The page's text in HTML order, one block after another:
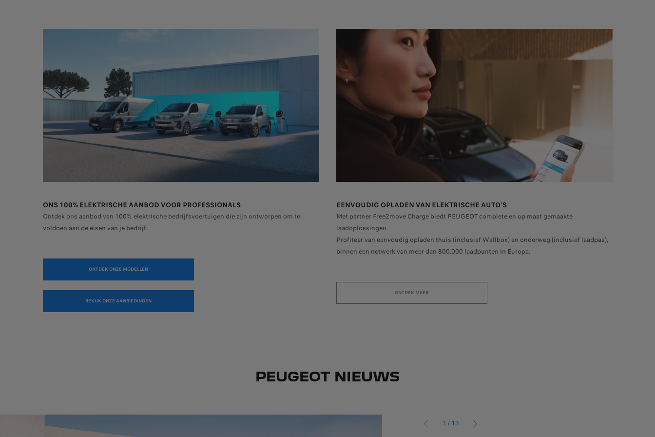
ONS 100% ELEKTRISCHE AANBOD VOOR PROFESSIONALS
Ontdek ons aanbod van 100% elektrische bedrijfsvoertuigen die zijn ontworpen om te
voldoen aan de eisen van je bedrijf.
ONTDEK ONZE MODELLEN
BEKIJK ONZE AANBIEDINGEN
EENVOUDIG OPLADEN VAN ELEKTRISCHE AUTO’S
Met partner Free2move Charge biedt PEUGEOT complete en op maat gemaakte
laadoplossingen.
Profiteer van eenvoudig opladen thuis (inclusief Wallbox) en onderweg (inclusief laadpas),
binnen een netwerk van meer dan 800.000 laadpunten in Europa.
ONTDEK MEER
PEUGEOT NIEUWS
1 / 13